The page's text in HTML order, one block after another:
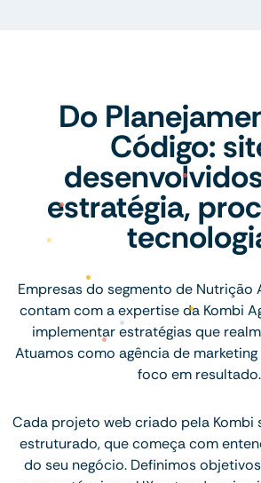
Do
Código:
estratégia,
Empresas do segmento de Nutrição
contam com a expertise da Kombi
implementar estratégias que
Atuamos como agência de
foco em resultado.
Cada projeto web criado pela Kombi
estruturado, que começa com
do seu negócio. Definimos